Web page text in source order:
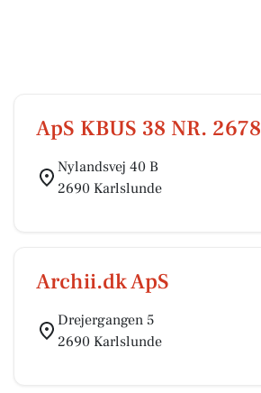
ApS KBUS 38 NR. 2678
Nylandsvej 40 B
2690 Karlslunde
Archii.dk ApS
Drejergangen 5
2690 Karlslunde